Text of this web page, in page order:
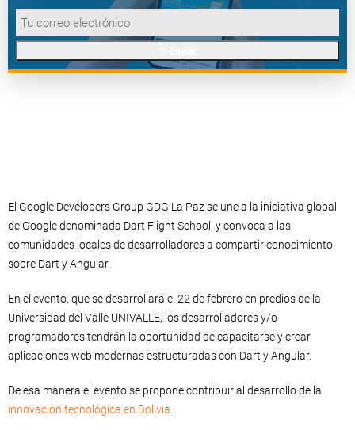
El Google Developers Group GDG La Paz se une a la iniciativa global
de Google denominada Dart Flight School, y convoca a las
comunidades locales de desarrolladores a compartir conocimiento
sobre Dart y Angular.
En el evento, que se desarrollará el 22 de febrero en predios de la
Universidad del Valle UNIVALLE, los desarrolladores y/o
programadores tendrán la oportunidad de capacitarse y crear
aplicaciones web modernas estructuradas con Dart y Angular.
De esa manera el evento se propone contribuir al desarrollo de la
innovación tecnológica en Bolivia